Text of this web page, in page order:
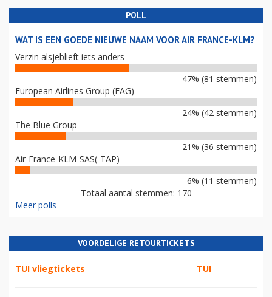
POLL
WAT IS EEN GOEDE NIEUWE NAAM VOOR AIR FRANCE-KLM?
Verzin alsjeblieft iets anders
47% (81 stemmen)
European Airlines Group (EAG)
24% (42 stemmen)
The Blue Group
21% (36 stemmen)
Air-France-KLM-SAS(-TAP)
6% (11 stemmen)
Totaal aantal stemmen: 170
Meer polls
VOORDELIGE RETOURTICKETS
TUI vliegtickets TUI